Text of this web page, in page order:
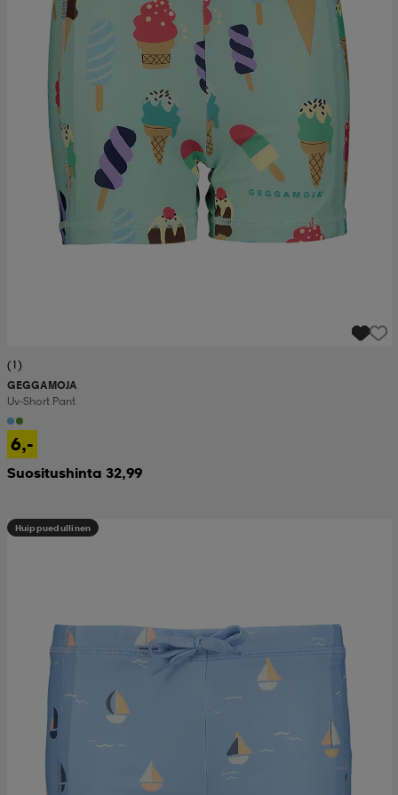
(1)
GEGGAMOJA
Uv-Short Pant
6,-
Suositushinta 32,99
Huippuedullinen